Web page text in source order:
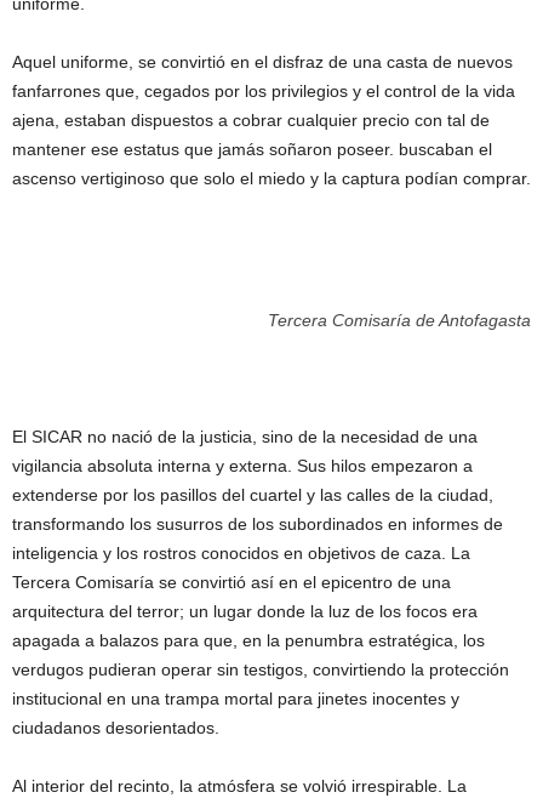
Aquel uniforme, se convirtió en el disfraz de una casta de nuevos
fanfarrones que, cegados por los privilegios y el control de la vida
ajena, estaban dispuestos a cobrar cualquier precio con tal de
mantener ese estatus que jamás soñaron poseer. buscaban el
ascenso vertiginoso que solo el miedo y la captura podían comprar.
Tercera Comisaría de Antofagasta
El SICAR no nació de la justicia, sino de la necesidad de una
vigilancia absoluta interna y externa. Sus hilos empezaron a
extenderse por los pasillos del cuartel y las calles de la ciudad,
transformando los susurros de los subordinados en informes de
inteligencia y los rostros conocidos en objetivos de caza. La
Tercera Comisaría se convirtió así en el epicentro de una
arquitectura del terror; un lugar donde la luz de los focos era
apagada a balazos para que, en la penumbra estratégica, los
verdugos pudieran operar sin testigos, convirtiendo la protección
institucional en una trampa mortal para jinetes inocentes y
ciudadanos desorientados.
Al interior del recinto, la atmósfera se volvió irrespirable. La